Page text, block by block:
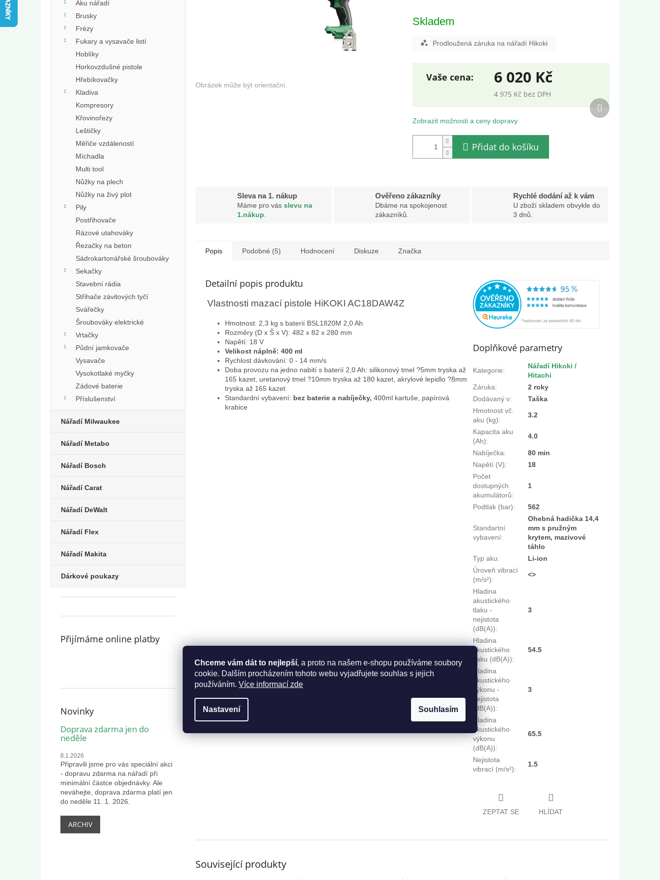
Chceme vám dát to nejlepší, a proto na našem e-shopu používáme soubory
cookie. Dalším procházením tohoto webu vyjadřujete souhlas s jejich
používáním. Více informací zde
Nastavení Souhlasím
Aku nářadí
Brusky
Frézy
Fukary a vysavače listí
Hoblíky
Horkovzdušné pistole
Hřebíkovačky
Kladiva
Kompresory
Křovinořezy
Leštičky
Měřiče vzdáleností
Míchadla
Multi tool
Nůžky na plech
Nůžky na živý plot
Pily
Postřihovače
Rázové utahováky
Řezačky na beton
Sádrokartonářské šroubováky
Sekačky
Stavební rádia
Střihače závitových tyčí
Svářečky
Šroubováky elektrické
Vrtačky
Půdní jamkovače
Vysavače
Vysokotlaké myčky
Zádové baterie
Příslušenství
Nářadí Milwaukee
Nářadí Metabo
Nářadí Bosch
Nářadí Carat
Nářadí DeWalt
Nářadí Flex
Nářadí Makita
Dárkové poukazy
Přijímáme online platby
Novinky
Doprava zdarma jen do
neděle
8.1.2026
Připravili jsme pro vás speciální akci
- dopravu zdarma na nářadí při
minimální částce objednávky. Ale
neváhejte, doprava zdarma platí jen
do neděle 11. 1. 2026.
ARCHIV
Skladem
Prodloužená záruka na nářadí Hikoki
6 020 Kč
4 975 Kč bez DPH
cena:
Zobrazit možnosti a ceny dopravy
Přidat do košíku
Sleva na 1. nákup
Máme pro vás slevu na
1.nákup
Ověřeno zákazníky
Dbáme na spokojenost
zákazníků.
Rychlé dodání až k vám
U zboží skladem obvykle do
3 dnů.
Další
produkt
Popis Podobné (5) Hodnocení Diskuze Značka
Detailní popis produktu
Vlastnosti mazací pistole HiKOKI AC18DAW4Z
Hmotnost: 2,3 kg s baterií BSL1820M 2,0 Ah
Rozměry (D x Š x V): 482 x 82 x 280 mm
Napětí: 18 V
Velikost náplně: 400 ml
Rychlost dávkování: 0 - 14 mm/s
Doba provozu na jedno nabití s baterií 2,0 Ah: silikonový tmel ?5mm tryska až
165 kazet, uretanový tmel ?10mm tryska až 180 kazet, akrylové lepidlo ?8mm
tryska až 165 kazet
Standardní vybavení: bez baterie a nabíječky, 400ml kartuše, papírová
krabice
Doplňkové parametry
Kategorie:
Nářadí Hikoki /
Hitachi
Záruka:
2 roky
Dodávaný v:
Taška
Hmotnost vč.
aku (kg):
3.2
Kapacita aku
(Ah):
4.0
Nabíječka:
80 min
Napětí (V):
18
Počet
dostupných
akumulátorů:
1
Podtlak (bar): 562
Standartní
vybavení:
Ohebná hadička 14,4
mm s pružným
krytem, mazivové
táhlo
Typ aku:
Li-ion
Úroveň vibrací
(m/s²):
<>
Hladina
akustického
tlaku -
nejistota
(dB(A)):
3
Hladina
akustického
tlaku (dB(A)):
54.5
Hladina
akustického
výkonu -
nejistota
(dB(A)):
3
Hladina
akustického
výkonu
(dB(A)):
65.5
Nejistota
vibrací (m/s²):
1.5
ZEPTAT SE HLÍDAT
Související produkty